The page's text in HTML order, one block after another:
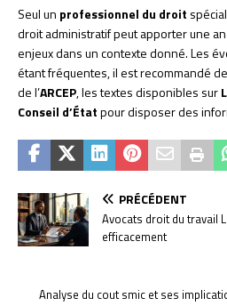
Seul un professionnel du droit
droit administratif peut apporter une
enjeux dans un contexte donné. Les
étant fréquentes, il est recommandé
de l’ARCEP, les textes disponibles sur
Conseil d’Étatpour disposer des
PRÉCÉDENT
Avocats droit du travail
efficacement
Analyse du cout smic et ses